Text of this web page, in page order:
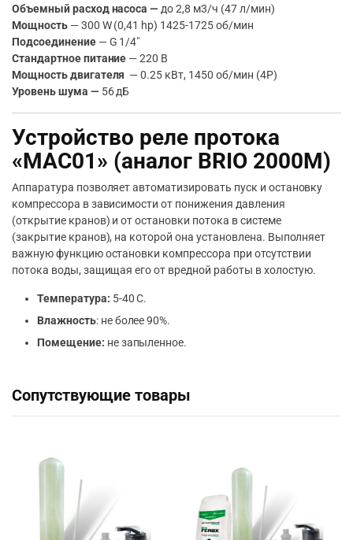
Объемный расход насоса —до 2,8 м3/ч (47 л/мин)
Мощность— 300 W (0,41 hp) 1425-1725 об/мин
Подсоединение— G 1/4″
Стандартное питание — 220 В
Мощность двигателя — 0.25 кВт, 1450 об/мин (4Р)
Уровень шума — 56 дБ
Устройство реле протока
«MAC01» (аналог BRIO 2000M)
Аппаратура позволяет автоматизировать пуск и остановку
компрессора в зависимости от понижения давления
(открытие кранов) и от остановки потока в системе
(закрытие кранов), на которой она установлена. Выполняет
важную функцию остановки компрессора при отсутствии
потока воды, защищая его от вредной работы в холостую.
Температура: 5-40 С.
Влажность: не более 90%.
Помещение: не запыленное.
Сопутствующие товары